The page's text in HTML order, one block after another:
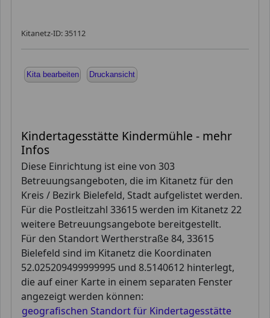
Kitanetz-ID: 35112
Kita bearbeiten Druckansicht
Kindertagesstätte Kindermühle - mehr
Infos
Diese Einrichtung ist eine von 303
Betreuungsangeboten, die im Kitanetz für den
Kreis / Bezirk Bielefeld, Stadt aufgelistet werden.
Für die Postleitzahl 33615 werden im Kitanetz 22
weitere Betreuungsangebote bereitgestellt.
Für den Standort Wertherstraße 84, 33615
Bielefeld sind im Kitanetz die Koordinaten
52.025209499999995 und 8.5140612 hinterlegt,
die auf einer Karte in einem separaten Fenster
angezeigt werden können:
geografischen Standort für Kindertagesstätte